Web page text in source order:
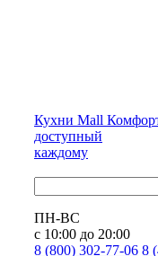
Кухни Mall
доступный
каждому
ПН-ВС
с 10:00 до 20:00
8 (800) 302-77-06 8